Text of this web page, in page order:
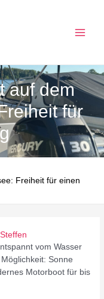
auf dem
für
Freiheit für einen
Steffen
vom Wasser
Sonne
Motorboot für bis